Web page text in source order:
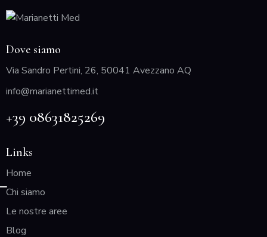
Dove siamo
Via Sandro Pertini, 26, 50041 Avezzano AQ
info@marianettimed.it
+39 08631825269
Links
Home
Chi siamo
Le nostre aree
Blog